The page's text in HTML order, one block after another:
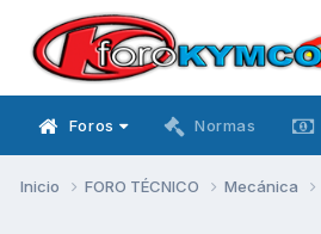
Foros Normas
Inicio FORO TÉCNICO Mecánica